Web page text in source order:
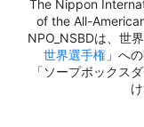
The Nippon
of the All-
NPO_NSBDは、世
世界選手権 」へ
「ソープボックス